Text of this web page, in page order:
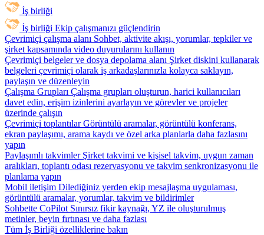
İş birliği
İş birliği Ekip çalışmanızı güçlendirin
Çevrimiçi çalışma alanı Sohbet, aktivite akışı, yorumlar, tepkiler ve
şirket kapsamında video duyurularını kullanın
Çevrimiçi belgeler ve dosya depolama alanı Şirket diskini kullanarak
belgeleri çevrimiçi olarak iş arkadaşlarınızla kolayca saklayın,
paylaşın ve düzenleyin
Çalışma Grupları Çalışma grupları oluşturun, harici kullanıcıları
davet edin, erişim izinlerini ayarlayın ve görevler ve projeler
üzerinde çalışın
Çevrimiçi toplantılar Görüntülü aramalar, görüntülü konferans,
ekran paylaşımı, arama kaydı ve özel arka planlarla daha fazlasını
yapın
Paylaşımlı takvimler Şirket takvimi ve kişisel takvim, uygun zaman
aralıkları, toplantı odası rezervasyonu ve takvim senkronizasyonu ile
planlama yapın
Mobil iletişim Dilediğiniz yerden ekip mesajlaşma uygulaması,
görüntülü aramalar, yorumlar, takvim ve bildirimler
Sohbette CoPilot Sınırsız fikir kaynağı, YZ ile oluşturulmuş
metinler, beyin fırtınası ve daha fazlası
Tüm İş Birliği özelliklerine bakın